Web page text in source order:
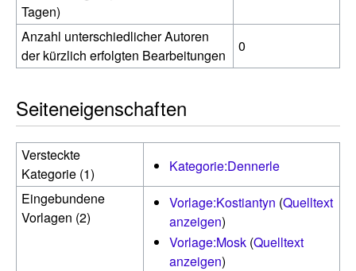
Tagen)
Anzahl unterschiedlicher Autoren
der kürzlich erfolgten Bearbeitungen
0
Seiteneigenschaften
Versteckte
Kategorie (1)
Kategorie:Dennerle
Eingebundene
Vorlagen (2)
Vorlage:Kostiantyn (Quelltext
anzeigen)
Vorlage:Mosk(Quelltext
anzeigen)